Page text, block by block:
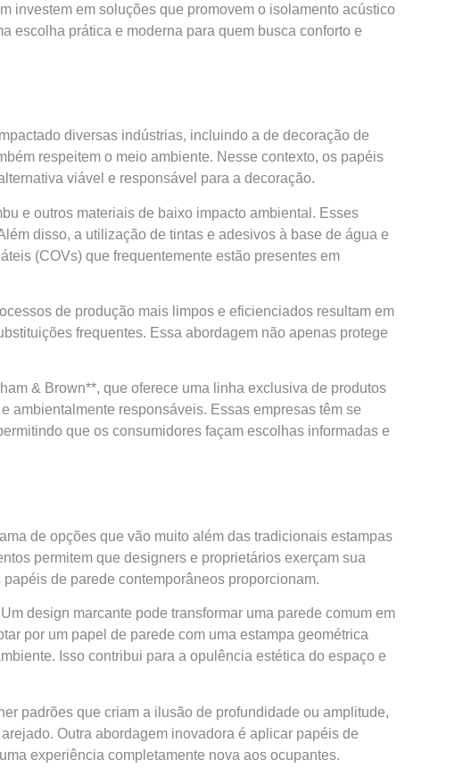
investem em soluções que promovem o isolamento acústico
escolha prática e moderna para quem busca conforto e
diversas indústrias, incluindo a de decoração de
respeitem o meio ambiente. Nesse contexto, os papéis
viável e responsável para a decoração.
e outros materiais de baixo impacto ambiental. Esses
disso, a utilização de tintas e adesivos à base de água e
(COVs) que frequentemente estão presentes em
de produção mais limpos e eficienciados resultam em
frequentes. Essa abordagem não apenas protege
& Brown**, que oferece uma linha exclusiva de produtos
ambientalmente responsáveis. Essas empresas têm se
que os consumidores façam escolhas informadas e
de opções que vão muito além das tradicionais estampas
permitem que designers e proprietários exerçam sua
de parede contemporâneos proporcionam.
design marcante pode transformar uma parede comum em
por um papel de parede com uma estampa geométrica
Isso contribui para a opulência estética do espaço e
padrões que criam a ilusão de profundidade ou amplitude,
Outra abordagem inovadora é aplicar papéis de
experiência completamente nova aos ocupantes.